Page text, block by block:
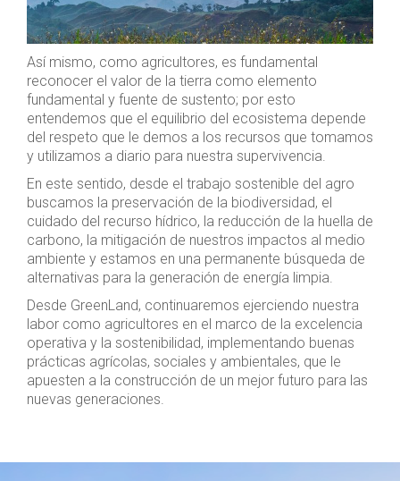
Así mismo, como agricultores, es fundamental
reconocer el valor de la tierra como elemento
fundamental y fuente de sustento; por esto
entendemos que el equilibrio del ecosistema depende
del respeto que le demos a los recursos que tomamos
y utilizamos a diario para nuestra supervivencia.
En este sentido, desde el trabajo sostenible del agro
buscamos la preservación de la biodiversidad, el
cuidado del recurso hídrico, la reducción de la huella de
carbono, la mitigación de nuestros impactos al medio
ambiente y estamos en una permanente búsqueda de
alternativas para la generación de energía limpia.
Desde GreenLand, continuaremos ejerciendo nuestra
labor como agricultores en el marco de la excelencia
operativa y la sostenibilidad, implementando buenas
prácticas agrícolas, sociales y ambientales, que le
apuesten a la construcción de un mejor futuro para las
nuevas generaciones.